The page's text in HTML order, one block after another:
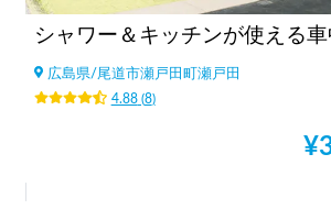
広島県/尾道市瀬戸田町瀬戸田
4.88(8)
¥